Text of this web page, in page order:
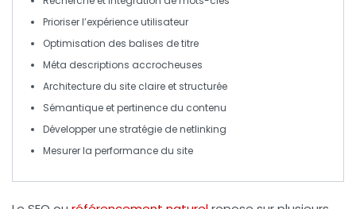
Prioriser l’expérience utilisateur
Optimisation des balises de titre
Méta descriptions accrocheuses
Architecture du site claire et structurée
Sémantique et pertinence du contenu
Développer une stratégie denetlinking
Mesurer la performance du site